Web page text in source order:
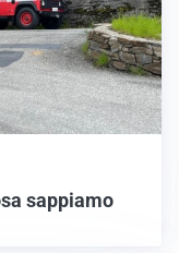
sappiamo